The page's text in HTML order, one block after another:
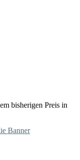
bisherigen Preis in
Banner